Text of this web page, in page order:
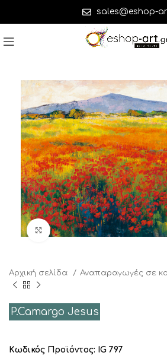
sales@eshop-
Click to enlarge
Αρχική σελίδα Αναπαραγωγές σε
P.Camargo Jesus
Κωδικός Προϊόντος: IG 797